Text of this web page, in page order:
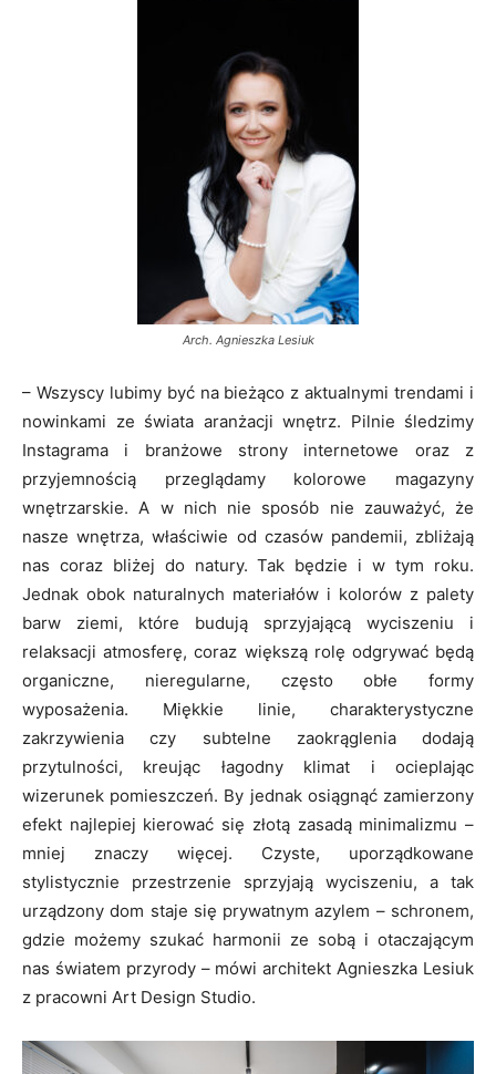
Arch. Agnieszka Lesiuk
– Wszyscy lubimy być na bieżąco z aktualnymi trendami i
nowinkami ze świata aranżacji wnętrz. Pilnie śledzimy
Instagrama i branżowe strony internetowe oraz z
przyjemnością przeglądamy kolorowe magazyny
wnętrzarskie. A w nich nie sposób nie zauważyć, że
nasze wnętrza, właściwie od czasów pandemii, zbliżają
nas coraz bliżej do natury. Tak będzie i w tym roku.
Jednak obok naturalnych materiałów i kolorów z palety
barw ziemi, które budują sprzyjającą wyciszeniu i
relaksacji atmosferę, coraz większą rolę odgrywać będą
organiczne, nieregularne, często obłe formy
wyposażenia. Miękkie linie, charakterystyczne
zakrzywienia czy subtelne zaokrąglenia dodają
przytulności, kreując łagodny klimat i ocieplając
wizerunek pomieszczeń. By jednak osiągnąć zamierzony
efekt najlepiej kierować się złotą zasadą minimalizmu –
mniej znaczy więcej. Czyste, uporządkowane
stylistycznie przestrzenie sprzyjają wyciszeniu, a tak
urządzony dom staje się prywatnym azylem – schronem,
gdzie możemy szukać harmonii ze sobą i otaczającym
nas światem przyrody – mówi architekt Agnieszka Lesiuk
z pracowni Art Design Studio.